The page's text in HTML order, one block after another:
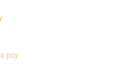
psy